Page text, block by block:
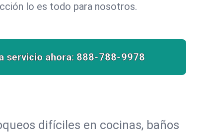
lo es todo para nosotros.
servicio ahora: 888-788-9978
difíciles en cocinas, baños